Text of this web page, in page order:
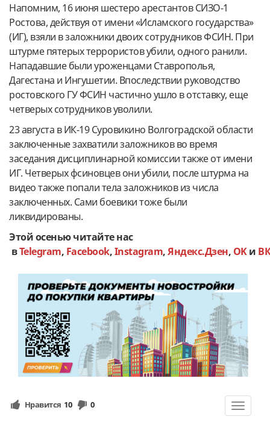
Напомним, 16 июня шестеро арестантов СИЗО-1
Ростова, действуя от имени «Исламского государства»
(ИГ), взяли в заложники двоих сотрудников ФСИН. При
штурме пятерых террористов убили, одного ранили.
Нападавшие были уроженцами Ставрополья,
Дагестана и Ингушетии. Впоследствии руководство
ростовского ГУ ФСИН частично ушло в отставку, еще
четверых сотрудников уволили.
23 августа в ИК-19 Суровикино Волгоградской области
заключенные захватили заложников во время
заседания дисциплинарной комиссии также от имени
ИГ. Четверых фсиновцев они убили, после штурма на
видео также попали тела заложников из числа
заключенных. Сами боевики тоже были
ликвидированы.
Этой осенью читайте нас
вTelegram, Facebook,Instagram,Яндекс.Дзен, OKи ВК
Toggle
Нравится 10 0